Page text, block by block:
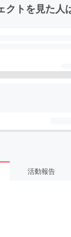
クトを見た人
活動報告